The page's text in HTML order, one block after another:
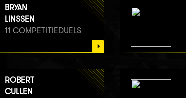
BRYAN
LINSSEN
11 COMPETITIEDUELS
ROBERT
CULLEN